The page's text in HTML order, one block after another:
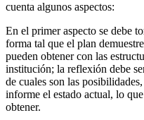
cuenta algunos aspectos:
En el primer aspecto se debe
forma tal que el plan
pueden obtener con las
institución; la reflexión debe
de cuales son las
informe el estado actual, lo
obtener.